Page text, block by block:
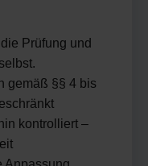
Prüfung und
gemäß §§ 4 bis
kontrolliert –